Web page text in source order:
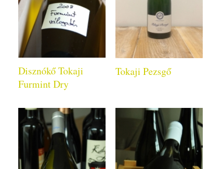
Disznókő Tokaji
Furmint Dry
Tokaji Pezsgő